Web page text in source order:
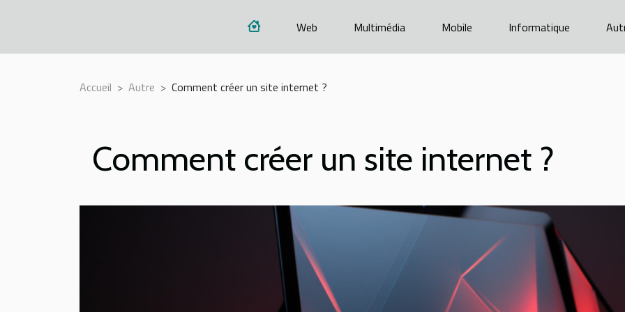
Web Multimédia Mobile Informatique
Accueil Autre Comment créer un site internet ?
Comment créer un site internet ?